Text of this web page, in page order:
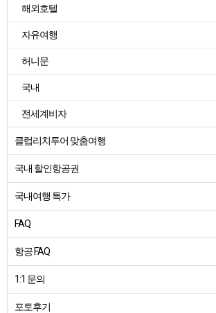
해외호텔
자유여행
허니문
국내
전세계비자
클럽리치투어 맞춤여행
국내 할인항공권
국내여행 특가
FAQ
항공 FAQ
1:1 문의
포토후기